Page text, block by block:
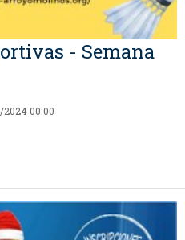
- Semana
2024 00:00